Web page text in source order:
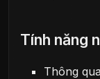
Tính năng
Thông